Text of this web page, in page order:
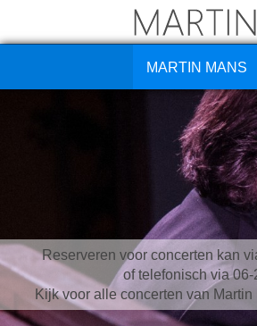
MARTIN MANS
Reserveren voor concerten kan
of telefonisch via
Kijk voor alle concerten van Martin